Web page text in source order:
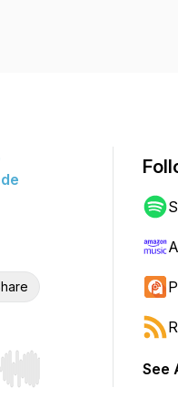
Hold shift to jump
See